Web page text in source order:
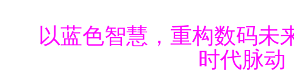
以蓝色智慧，重构数码
时代脉动